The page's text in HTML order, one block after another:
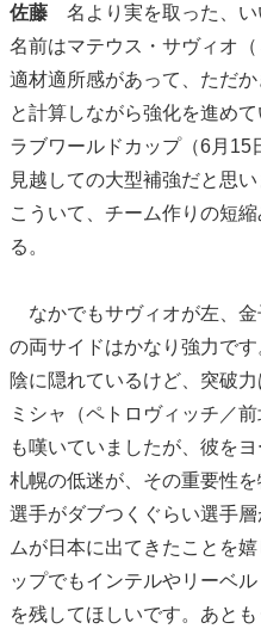
佐藤 名より実を取った、い
名前はマテウス・サヴィオ
適材適所感があって、ただ
と計算しながら強化を進め
ラブワールドカップ（6月15
見越しての大型補強だと思
こういて、チーム作りの短
る。
なかでもサヴィオが左、
の両サイドはかなり強力で
陰に隠れているけど、突破
ミシャ（ペトロヴィッチ／
も嘆いていましたが、彼を
札幌の低迷が、その重要性
選手がダブつくぐらい選手
ムが日本に出てきたことを
ップでもインテルやリーベ
を残してほしいです。あと